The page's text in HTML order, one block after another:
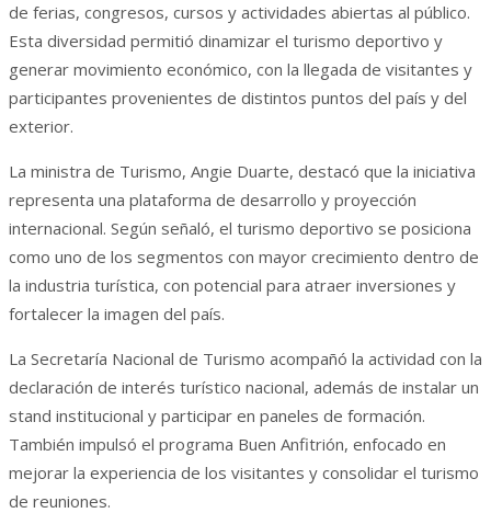
de ferias, congresos, cursos y actividades abiertas al público.
Esta diversidad permitió dinamizar el turismo deportivo y
generar movimiento económico, con la llegada de visitantes y
participantes provenientes de distintos puntos del país y del
exterior.
La ministra de Turismo, Angie Duarte, destacó que la iniciativa
representa una plataforma de desarrollo y proyección
internacional. Según señaló, el turismo deportivo se posiciona
como uno de los segmentos con mayor crecimiento dentro de
la industria turística, con potencial para atraer inversiones y
fortalecer la imagen del país.
La Secretaría Nacional de Turismo acompañó la actividad con la
declaración de interés turístico nacional, además de instalar un
stand institucional y participar en paneles de formación.
También impulsó el programa Buen Anfitrión, enfocado en
mejorar la experiencia de los visitantes y consolidar el turismo
de reuniones.